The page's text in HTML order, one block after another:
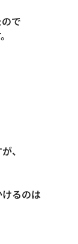
で
、
けるのは